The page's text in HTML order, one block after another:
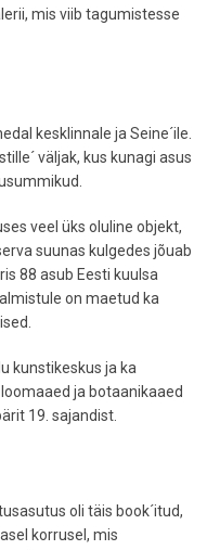
mis viib tagumistesse
kesklinnale ja Seine´ile.
väljak, kus kunagi asus
veel üks oluline objekt,
suunas kulgedes jõuab
88 asub Eesti kuulsa
on maetud ka
kunstikeskus ja ka
ja botaanikaaed
19. sajandist.
oli täis book´itud,
korrusel, mis